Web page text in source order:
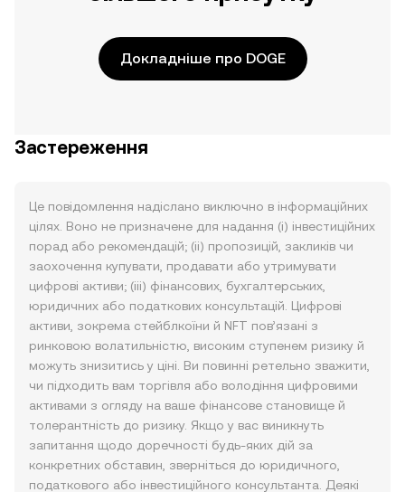
Докладніше про DOGE
Застереження
Це повідомлення надіслано виключно в інформаційних
цілях. Воно не призначене для надання (i) інвестиційних
порад або рекомендацій; (ii) пропозицій, закликів чи
заохочення купувати, продавати або утримувати
цифрові активи; (iii) фінансових, бухгалтерських,
юридичних або податкових консультацій. Цифрові
активи, зокрема стейблкоїни й NFT пов’язані з
ринковою волатильністю, високим ступенем ризику й
можуть знизитись у ціні. Ви повинні ретельно зважити,
чи підходить вам торгівля або володіння цифровими
активами з огляду на ваше фінансове становище й
толерантність до ризику. Якщо у вас виникнуть
запитання щодо доречності будь-яких дій за
конкретних обставин, зверніться до юридичного,
податкового або інвестиційного консультанта. Деякі